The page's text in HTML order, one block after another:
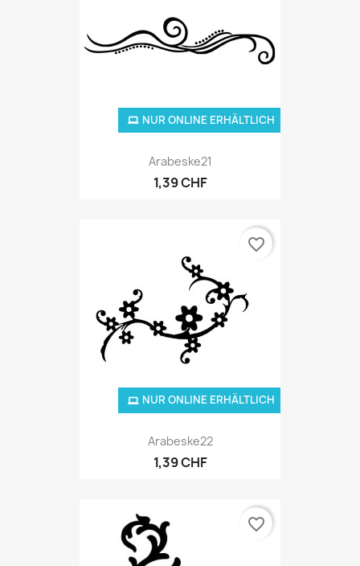
Arabeske21
1,39 CHF
NUR ONLINE ERHÄLTLICH
Arabeske22
1,39 CHF
NUR ONLINE ERHÄLTLICH
favorite_border
favorite_border